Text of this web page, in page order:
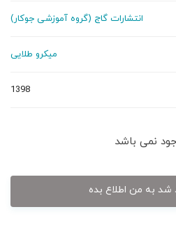
انتشارات گاج (گروه آموزشی جوکار)
میکرو طلایی
1398
نمی باشد
شد به من اطلاع بده